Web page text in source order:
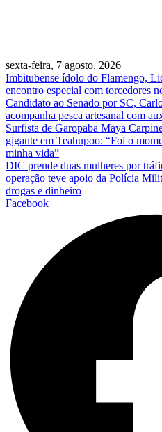
sexta-feira, 7 agosto, 2026
Imbitubense ídolo do Flamengo,
encontro especial com torcedores
Candidato ao Senado por SC,
acompanha pesca artesanal com
Surfista de Garopaba Maya
gigante em Teahupoo: “Foi o
minha vida”
DIC prende duas mulheres por
operação teve apoio da Polícia
drogas e dinheiro
Facebook